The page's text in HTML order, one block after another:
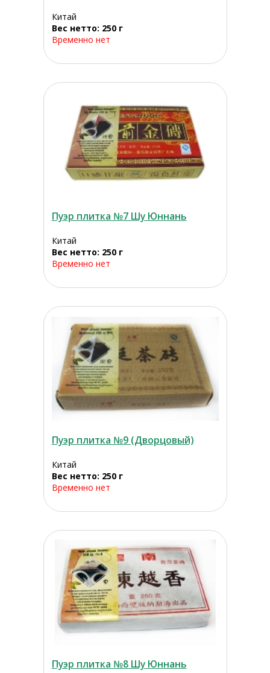
Китай
Вес нетто: 250 г
Временно нет
Пуэр плитка №7 Шу Юннань
Китай
Вес нетто: 250 г
Временно нет
Пуэр плитка №9 (Дворцовый)
Китай
Вес нетто: 250 г
Временно нет
Пуэр плитка №8 Шу Юннань